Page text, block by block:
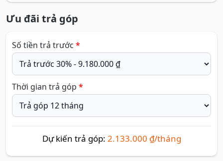
Ưu đãi trả góp
Số tiền trả trước *
Thời gian trả góp *
Dự kiến trả góp: 2.133.000 ₫/tháng